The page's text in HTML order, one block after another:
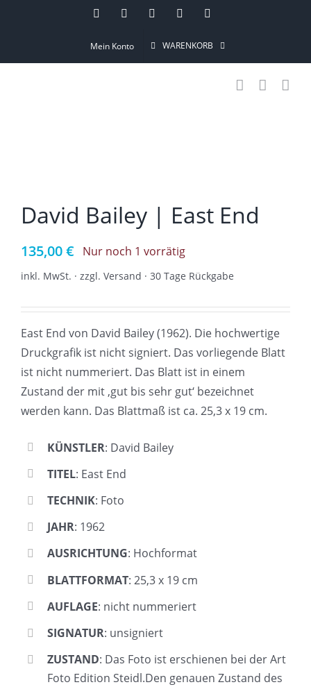
InstagramPinterestFacebookYouTube
Mein Konto WARENKORB
David Bailey | East End
135,00€ Nur noch 1 vorrätig
inkl. MwSt. · zzgl. Versand · 30 Tage Rückgabe
East End von David Bailey (1962). Die hochwertige
Druckgrafik ist nicht signiert. Das vorliegende Blatt
ist nicht nummeriert. Das Blatt ist in einem
Zustand der mit ‚gut bis sehr gut‘ bezeichnet
werden kann. Das Blattmaß ist ca. 25,3 x 19 cm.
KÜNSTLER: David Bailey
TITEL: East End
TECHNIK: Foto
JAHR: 1962
AUSRICHTUNG: Hochformat
BLATTFORMAT: 25,3 x 19 cm
AUFLAGE: nicht nummeriert
SIGNATUR: unsigniert
ZUSTAND: Das Foto ist erschienen bei der Art
Foto Edition Steidl.Den genauen Zustand des